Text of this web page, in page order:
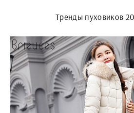
Тренды пуховиков